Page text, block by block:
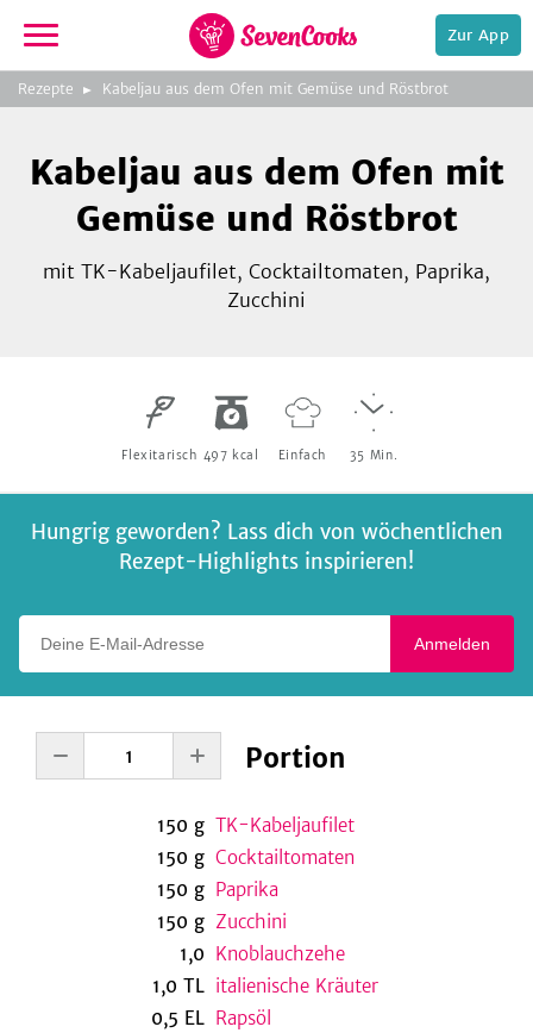
zur
Startseite
Zur App
Rezepte Kabeljau aus dem Ofen mit Gemüse und Röstbrot
Foto:
zeigen
Foto:
Bild
3
zeigen
Foto:
Kabeljau aus dem Ofen mit
Gemüse und Röstbrot
mit TK-Kabeljaufilet, Cocktailtomaten, Paprika,
Zucchini
Flexitarisch 497 kcal Einfach 35 Min.
Hungrig geworden? Lass dich von wöchentlichen
Rezept-Highlights inspirieren!
Anmelden
Portion
150 g TK-Kabeljaufilet
150 g Cocktailtomaten
150 g Paprika
150 g Zucchini
1,0 Knoblauchzehe
1,0 TL italienische Kräuter
0,5 EL Rapsöl